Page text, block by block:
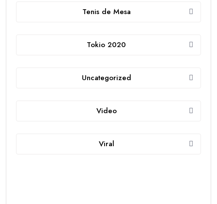
Tenis de Mesa
Tokio 2020
Uncategorized
Video
Viral